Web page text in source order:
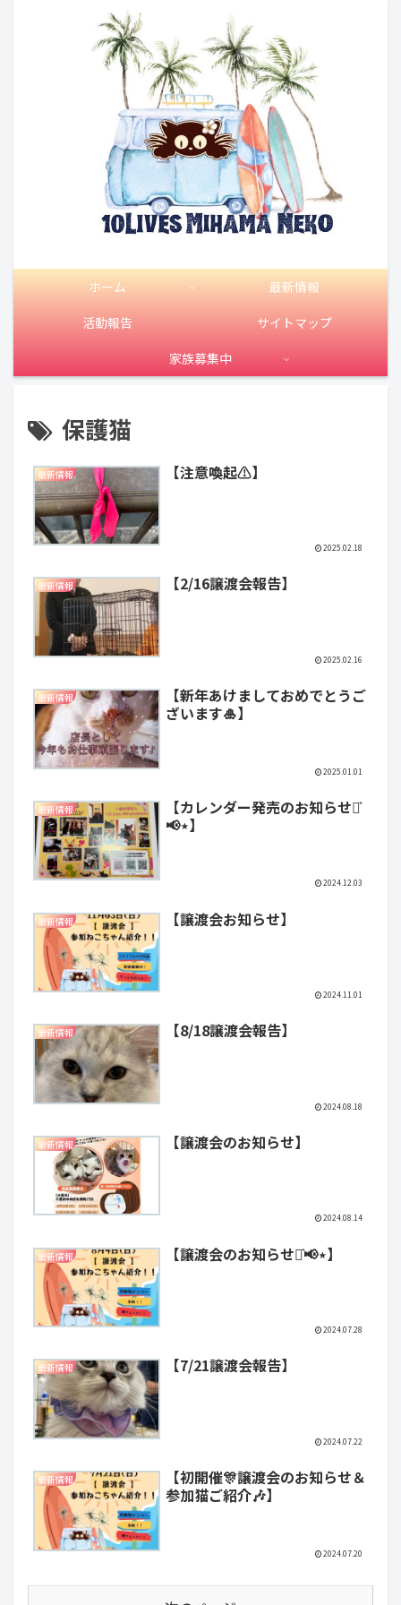
ホーム
最新情報
活動報告
サイトマップ
家族募集中
保護猫
最新情報 【注意喚起⚠️】
2025.02.18
最新情報 【2/16譲渡会報告】
2025.02.16
最新情報
【新年あけましておめでとうご
ざいます🎍】
2025.01.01
最新情報
【カレンダー発売のお知らせ⋆͛
📢⋆】
2024.12.03
最新情報 【譲渡会お知らせ】
2024.11.01
最新情報 【8/18譲渡会報告】
2024.08.18
最新情報 【譲渡会のお知らせ】
2024.08.14
最新情報 【譲渡会のお知らせ⋆͛📢⋆】
2024.07.28
最新情報 【7/21譲渡会報告】
2024.07.22
最新情報
【初開催🎊譲渡会のお知らせ＆
参加猫ご紹介🎶】
2024.07.20